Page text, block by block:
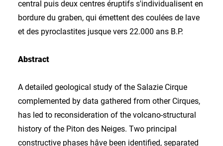
central puis deux centres éruptifs s'individualisent en
bordure du graben, qui émettent des coulées de lave
et des pyroclastites jusque vers 22.000 ans B.P.
Abstract
A detailed geological study of the Salazie Cirque
complemented by data gathered from other Cirques,
has led to reconsideration of the volcano-structural
history of the Piton des Neiges. Two principal
constructive phases hâve been identified, separated